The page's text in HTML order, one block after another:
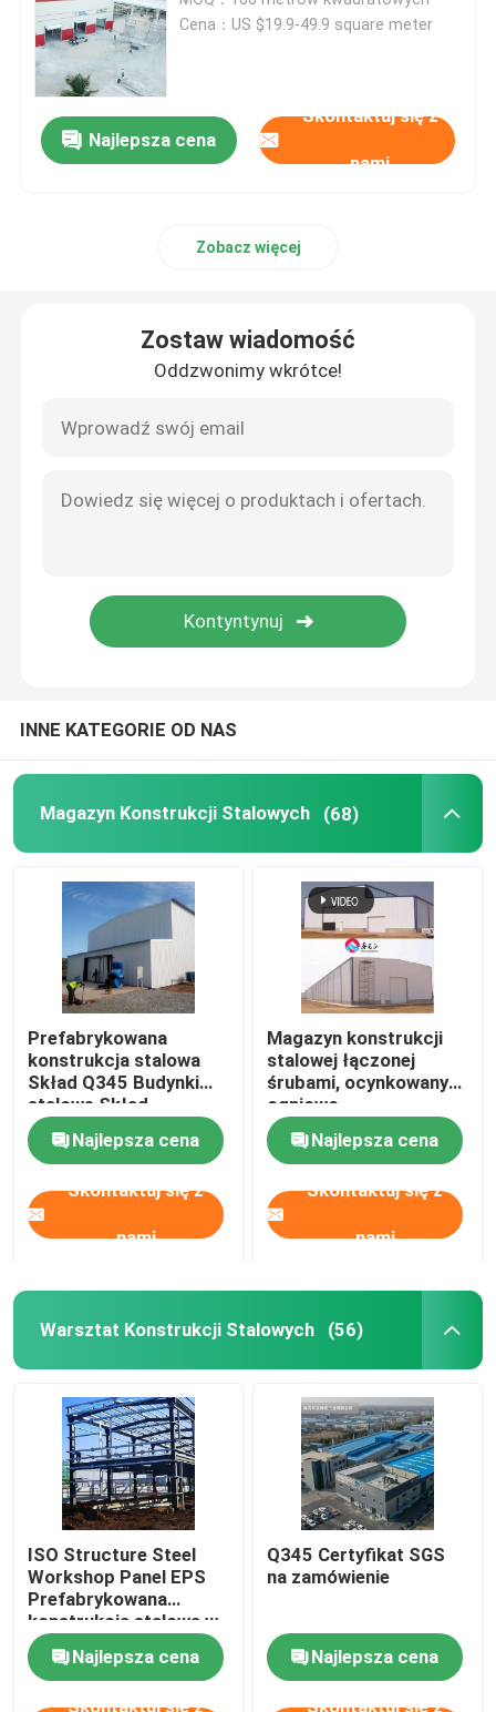
Warsztat Konstrukcji Stalowych
Budynek konstrukcji stalowej
Budynki biurowe ze stali
Materiał konstrukcyjny ze stali
Cena：US $19.9-49.9 square meter
Najlepsza cena
Skontaktuj się z
nami
Zobacz więcej
Zostaw wiadomość
Oddzwonimy wkrótce!
INNE KATEGORIE OD NAS
Magazyn Konstrukcji Stalowych (68)
Prefabrykowana
konstrukcja stalowa
Skład Q345 Budynki
stalowe Skład
Najlepsza cena
Skontaktuj się z
nami
Magazyn konstrukcji
stalowej łączonej
śrubami, ocynkowany
ogniowo
Najlepsza cena
Skontaktuj się z
nami
Warsztat Konstrukcji Stalowych (56)
ISO Structure Steel
Workshop Panel EPS
Prefabrykowana
konstrukcja stalowa w
kształcie H
Najlepsza cena
Skontaktuj się z
Q345 Certyfikat SGS
na zamówienie
Najlepsza cena
Skontaktuj się z